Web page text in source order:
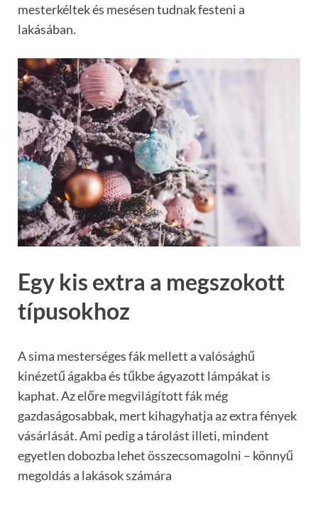
mesterkéltek és mesésen tudnak festeni a
lakásában.
Egy kis extra a megszokott
típusokhoz
A sima mesterséges fák mellett a valósághű
kinézetű ágakba és tűkbe ágyazott lámpákat is
kaphat. Az előre megvilágított fák még
gazdaságosabbak, mert kihagyhatja az extra fények
vásárlását. Ami pedig a tárolást illeti, mindent
egyetlen dobozba lehet összecsomagolni – könnyű
megoldás a lakások számára